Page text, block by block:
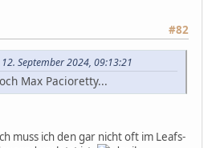
#82
September 2024, 09:13:21
Max Pacioretty...
muss ich den gar nicht oft im Leafs-